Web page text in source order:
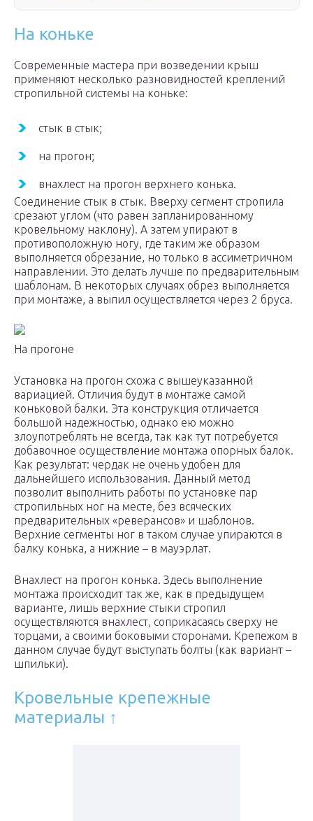
На коньке
Современные мастера при возведении крыш
применяют несколько разновидностей креплений
стропильной системы на коньке:
стык в стык;
на прогон;
внахлест на прогон верхнего конька.
Соединение стык в стык. Вверху сегмент стропила
срезают углом (что равен запланированному
кровельному наклону). А затем упирают в
противоположную ногу, где таким же образом
выполняется обрезание, но только в ассиметричном
направлении. Это делать лучше по предварительным
шаблонам. В некоторых случаях обрез выполняется
при монтаже, а выпил осуществляется через 2 бруса.
На прогоне
Установка на прогон схожа с вышеуказанной
вариацией. Отличия будут в монтаже самой
коньковой балки. Эта конструкция отличается
большой надежностью, однако ею можно
злоупотреблять не всегда, так как тут потребуется
добавочное осуществление монтажа опорных балок.
Как результат: чердак не очень удобен для
дальнейшего использования. Данный метод
позволит выполнить работы по установке пар
стропильных ног на месте, без всяческих
предварительных «реверансов» и шаблонов.
Верхние сегменты ног в таком случае упираются в
балку конька, а нижние – в мауэрлат.
Внахлест на прогон конька. Здесь выполнение
монтажа происходит так же, как в предыдущем
варианте, лишь верхние стыки стропил
осуществляются внахлест, соприкасаясь сверху не
торцами, а своими боковыми сторонами. Крепежом в
данном случае будут выступать болты (как вариант –
шпильки).
Кровельные крепежные
материалы ↑